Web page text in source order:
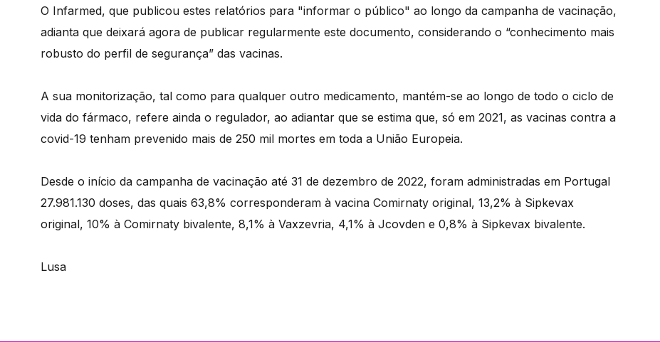
O Infarmed, que publicou estes relatórios para "informar o público" ao longo da campanha de vacinação,
adianta que deixará agora de publicar regularmente este documento, considerando o “conhecimento mais
robusto do perfil de segurança” das vacinas.
A sua monitorização, tal como para qualquer outro medicamento, mantém-se ao longo de todo o ciclo de
vida do fármaco, refere ainda o regulador, ao adiantar que se estima que, só em 2021, as vacinas contra a
covid-19 tenham prevenido mais de 250 mil mortes em toda a União Europeia.
Desde o início da campanha de vacinação até 31 de dezembro de 2022, foram administradas em Portugal
27.981.130 doses, das quais 63,8% corresponderam à vacina Comirnaty original, 13,2% à Sipkevax
original, 10% à Comirnaty bivalente, 8,1% à Vaxzevria, 4,1% à Jcovden e 0,8% à Sipkevax bivalente.
Lusa